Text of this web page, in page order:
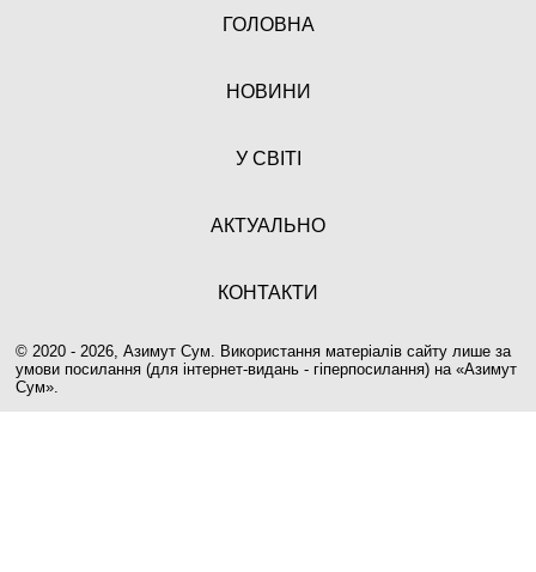
ГОЛОВНА
НОВИНИ
У СВІТІ
АКТУАЛЬНО
КОНТАКТИ
© 2020 - 2026, Азимут Сум. Використання матеріалів сайту лише за
умови посилання (для інтернет-видань - гіперпосилання) на «Азимут
Сум».